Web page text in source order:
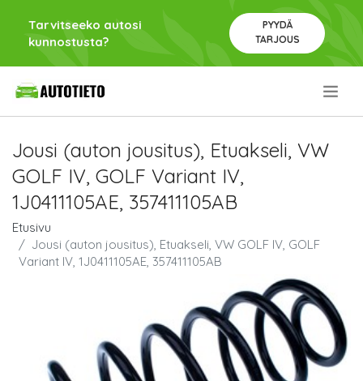
Tarvitseeko autosi
kunnostusta?
PYYDÄ
TARJOUS
Jousi (auton jousitus), Etuakseli, VW
GOLF IV, GOLF Variant IV,
1J0411105AE, 357411105AB
Etusivu
Jousi (auton jousitus), Etuakseli, VW GOLF IV, GOLF
Variant IV, 1J0411105AE, 357411105AB